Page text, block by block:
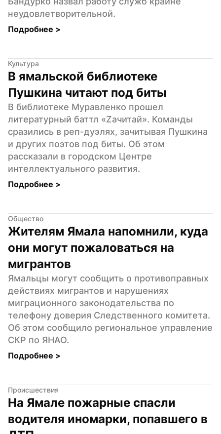
неудовлетворительной.
Подробнее >
Культура
В ямальской библиотеке
Пушкина читают под биты
В библиотеке Муравленко прошел
литературный баттл «Zaчитай». Команды
сразились в реп-дуэлях, зачитывая Пушкина
и других поэтов под биты. Об этом
рассказали в городском Центре
интеллектуального развития.
Подробнее >
Общество
Жителям Ямала напомнили, куда
они могут пожаловаться на
мигрантов
Ямальцы могут сообщить о противоправных
действиях мигрантов и нарушениях
миграционного законодательства по
телефону доверия Следственного комитета.
Об этом сообщило региональное управление
СКР по ЯНАО.
Подробнее >
Происшествия
На Ямале пожарные спасли
водителя иномарки, попавшего в